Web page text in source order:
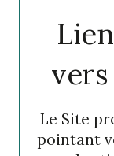
Le Site
pointant